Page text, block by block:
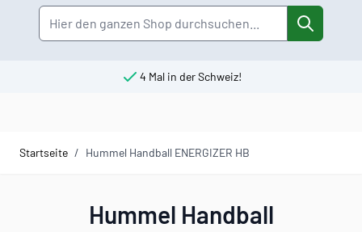
Suche
4 Mal in der Schweiz!
Startseite / Hummel Handball ENERGIZER HB
Hummel Handball